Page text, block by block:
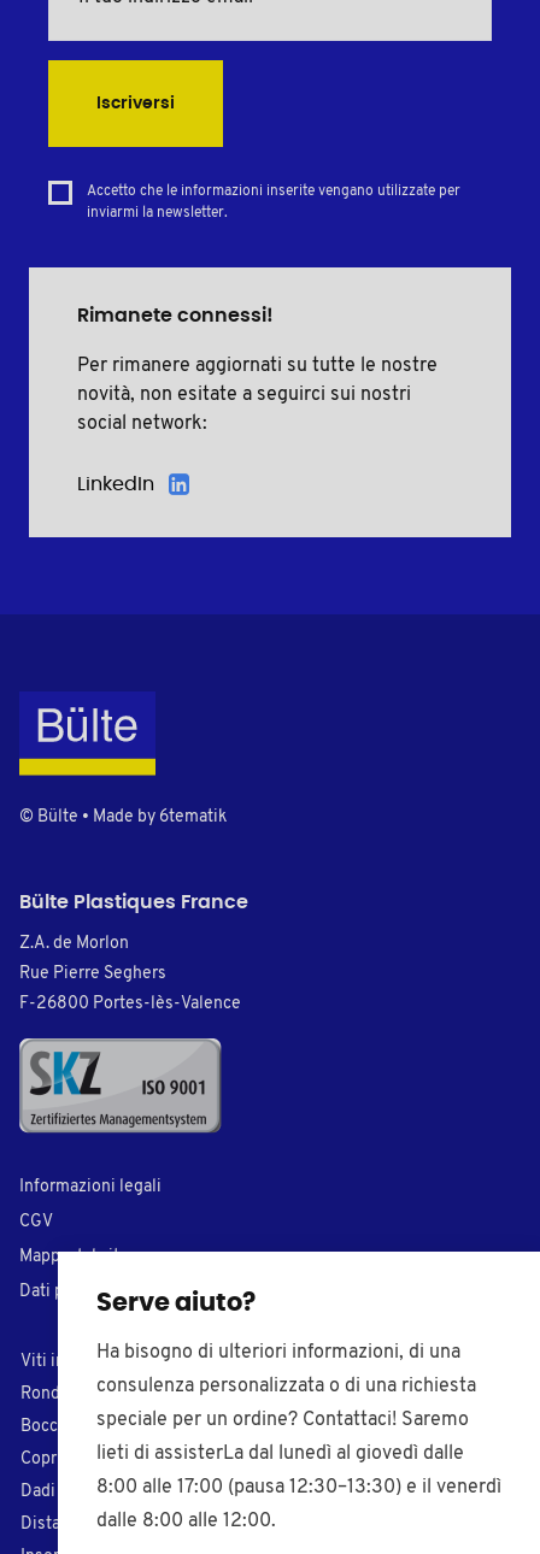
Serve aiuto?
Ha bisogno di ulteriori informazioni, di una
consulenza personalizzata o di una richiesta
speciale per un ordine? Contattaci! Saremo
lieti di assisterLa dal lunedì al giovedì dalle
8:00 alle 17:00 (pausa 12:30–13:30) e il venerdì
dalle 8:00 alle 12:00.
Iscriversi
Accetto che le informazioni inserite vengano utilizzate per
inviarmi la newsletter.
Rimanete connessi!
Per rimanere aggiornati su tutte le nostre
novità, non esitate a seguirci sui nostri
social network:
LinkedIn
© Bülte • Made by 6tematik
Bülte Plastiques France
Z.A. de Morlon
Rue Pierre Seghers
F-26800 Portes-lès-Valence
Informazioni legali
CGV
Mappa del sito
Dati personali
Viti in plastica
Tappi di chiusura
Rondelle in plastica
Inserti per tubi
Boccole in plastica
Puntali di plastica
Coprivite in plastica
Piedi regolabili
Dadi in plastica
Pomelli filettati
Distanziali
Paracolpi adesivi